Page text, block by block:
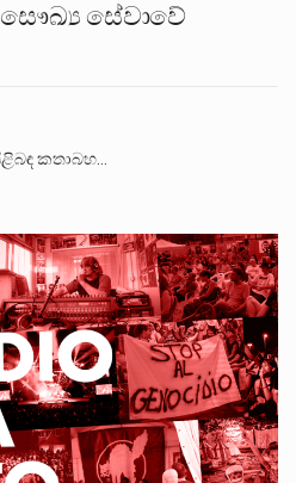
සේවාවේ
කතාබහ…